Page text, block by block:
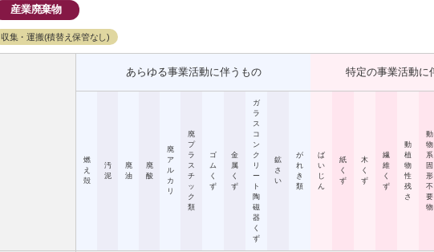
産業廃棄物
収集・運搬(積替え保管なし)
あらゆる事業活動に伴うもの 特定の事業活動に
燃
え
殻
汚
泥
廃
油
廃
酸
廃
ア
ル
カ
リ
廃
プ
ラ
ス
チ
ッ
ク
類
ゴ
ム
く
ず
金
属
く
ず
ガ
ラ
ス
コ
ン
ク
リ
ー
ト
陶
磁
器
く
ず
鉱
さ
い
が
れ
き
類
ば
い
じ
ん
紙
く
ず
木
く
ず
繊
維
く
ず
動
植
物
性
残
さ
動
物
系
固
形
不
要
物